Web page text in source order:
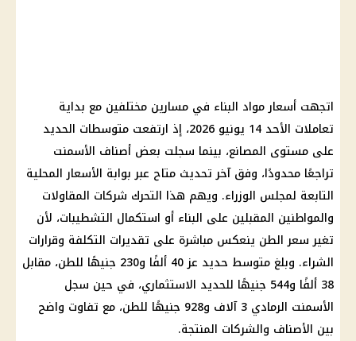
اتجهت أسعار مواد البناء في مسارين مختلفين مع بداية
تعاملات الأحد 14 يونيو 2026، إذ ارتفعت متوسطات الحديد
على مستوى المصانع، بينما سجلت بعض أصناف الأسمنت
تراجعًا محدودًا، وفق آخر تحديث متاح عبر بوابة الأسعار المحلية
التابعة لمجلس الوزراء. ويهم هذا التحرك شركات المقاولات
والمواطنين المقبلين على البناء أو استكمال التشطيبات، لأن
تغير سعر الطن ينعكس مباشرة على تقديرات التكلفة وقرارات
الشراء. وبلغ متوسط حديد عز 40 ألفًا و230 جنيهًا للطن، مقابل
38 ألفًا و544 جنيهًا للحديد الاستثماري، في حين سجل
الأسمنت الرمادي 3 آلاف و928 جنيهًا للطن، مع تفاوت واضح
بين الأصناف والشركات المنتجة.